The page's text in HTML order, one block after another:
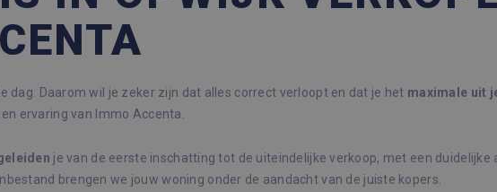
dag. Daarom wil je zeker zijn dat alles correct verloopt en dat je het maximale uit
ervaring van Immo Accenta.
je van de eerste inschatting tot de uiteindelijke verkoop, met een duidelijke
brengen we jouw woning onder de aandacht van de juiste kopers.